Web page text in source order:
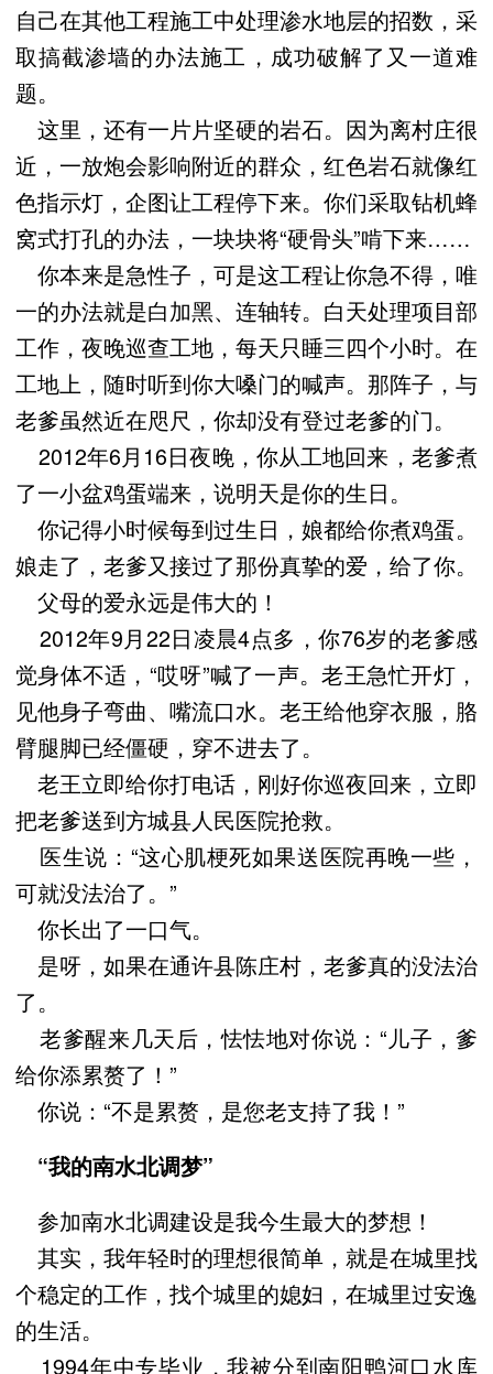
自己在其他工程施工中处理渗水地层的招数，采
取搞截渗墙的办法施工，成功破解了又一道难
题。
这里，还有一片片坚硬的岩石。因为离村庄很
近，一放炮会影响附近的群众，红色岩石就像红
色指示灯，企图让工程停下来。你们采取钻机蜂
窝式打孔的办法，一块块将“硬骨头”啃下来……
你本来是急性子，可是这工程让你急不得，唯
一的办法就是白加黑、连轴转。白天处理项目部
工作，夜晚巡查工地，每天只睡三四个小时。在
工地上，随时听到你大嗓门的喊声。那阵子，与
老爹虽然近在咫尺，你却没有登过老爹的门。
2012年6月16日夜晚，你从工地回来，老爹煮
了一小盆鸡蛋端来，说明天是你的生日。
你记得小时候每到过生日，娘都给你煮鸡蛋。
娘走了，老爹又接过了那份真挚的爱，给了你。
父母的爱永远是伟大的！
2012年9月22日凌晨4点多，你76岁的老爹感
觉身体不适，“哎呀”喊了一声。老王急忙开灯，
见他身子弯曲、嘴流口水。老王给他穿衣服，胳
臂腿脚已经僵硬，穿不进去了。
老王立即给你打电话，刚好你巡夜回来，立即
把老爹送到方城县人民医院抢救。
医生说：“这心肌梗死如果送医院再晚一些，
可就没法治了。”
你长出了一口气。
是呀，如果在通许县陈庄村，老爹真的没法治
了。
老爹醒来几天后，怯怯地对你说：“儿子，爹
给你添累赘了！”
你说：“不是累赘，是您老支持了我！”
“我的南水北调梦”
参加南水北调建设是我今生最大的梦想！
其实，我年轻时的理想很简单，就是在城里找
个稳定的工作，找个城里的媳妇，在城里过安逸
的生活。
1994年中专毕业，我被分到南阳鸭河口水库